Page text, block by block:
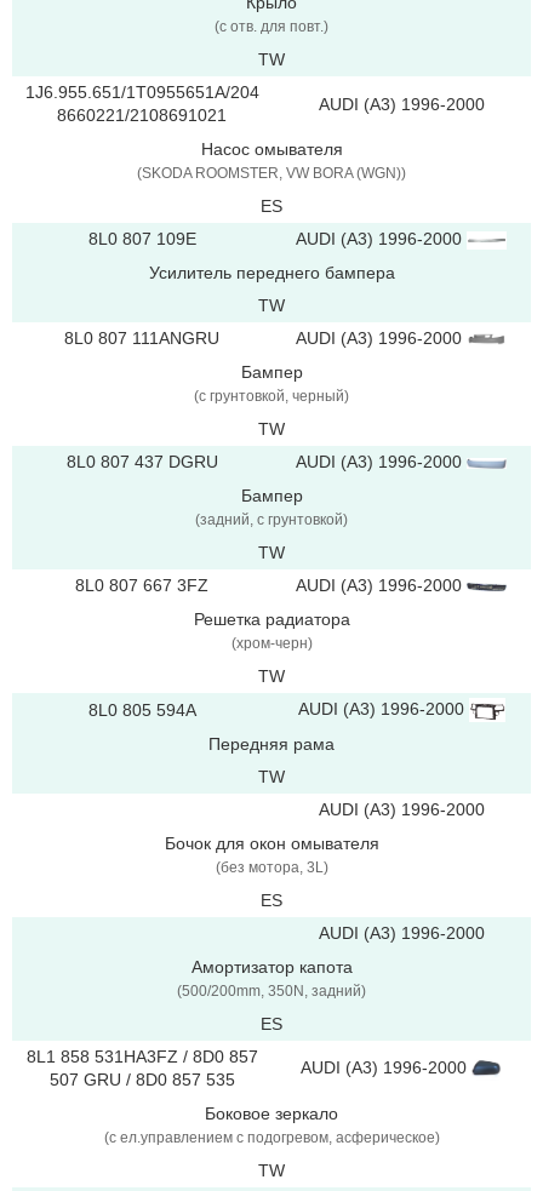
(с отв. для повт.)
TW
1J6.955.651/1T0955651A/204
8660221/2108691021
AUDI (A3) 1996-2000
Насос омывателя
(SKODA ROOMSTER, VW BORA (WGN))
ES
8L0 807 109E
AUDI (A3) 1996-2000
Усилитель переднего бампера
TW
8L0 807 111ANGRU
AUDI (A3) 1996-2000
Бампер
(с грунтовкой, черный)
TW
8L0 807 437 DGRU
AUDI (A3) 1996-2000
Бампер
(задний, с грунтовкой)
TW
8L0 807 667 3FZ
AUDI (A3) 1996-2000
Решетка радиатора
(xром-черн)
TW
8L0 805 594A
AUDI (A3) 1996-2000
Передняя рама
TW
AUDI (A3) 1996-2000
Бочок для окон омывателя
(без мотора, 3L)
ES
AUDI (A3) 1996-2000
Амортизатор капота
(500/200mm, 350N, задний)
ES
8L1 858 531HA3FZ / 8D0 857
507 GRU / 8D0 857 535
AUDI (A3) 1996-2000
Боковое зеркало
(с ел.управлением с подогревом, асферическое)
TW